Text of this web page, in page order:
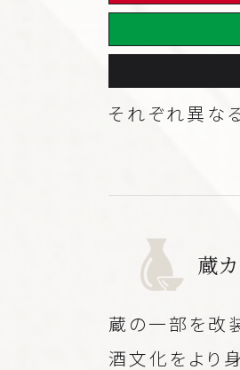
それぞれ異な
蔵
蔵の一部を改
酒文化をより